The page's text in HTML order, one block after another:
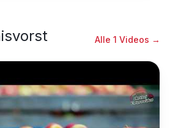
Alle 1 Videos →